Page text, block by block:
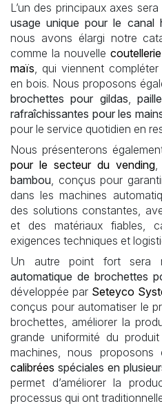
L’un des principaux axes
usage unique pour le canal
nous avons élargi notre
comme la nouvelle
maïs, qui viennent
en bois. Nous proposons
brochettes pour gildas,
rafraîchissantes pour les
pour le service quotidien en
Nous présenterons
pour le secteur du vending,
bambou, conçus pour
dans les machines
des solutions constantes,
et des matériaux fiables,
exigences techniques et
Un autre point fort
automatique de brochettes
développée par Seteyco
conçus pour automatiser le
brochettes, améliorer la
grande uniformité du
machines, nous proposons
calibrées spéciales en
permet d’améliorer la
processus qui ont